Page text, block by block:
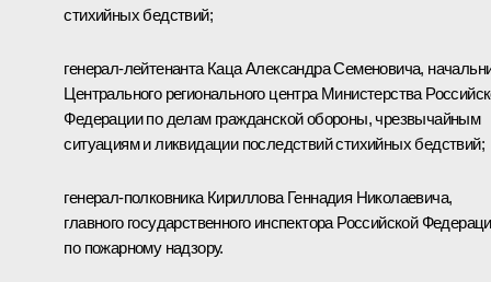
стихийных бедствий;
генерал-лейтенанта Каца Александра Семеновича,
Центрального регионального центра Министерства
Федерации по делам гражданской обороны, чрезвычайным
ситуациям и ликвидации последствий стихийных бедствий;
генерал-полковника Кириллова Геннадия Николаевича,
главного государственного инспектора Российской
по пожарному надзору.